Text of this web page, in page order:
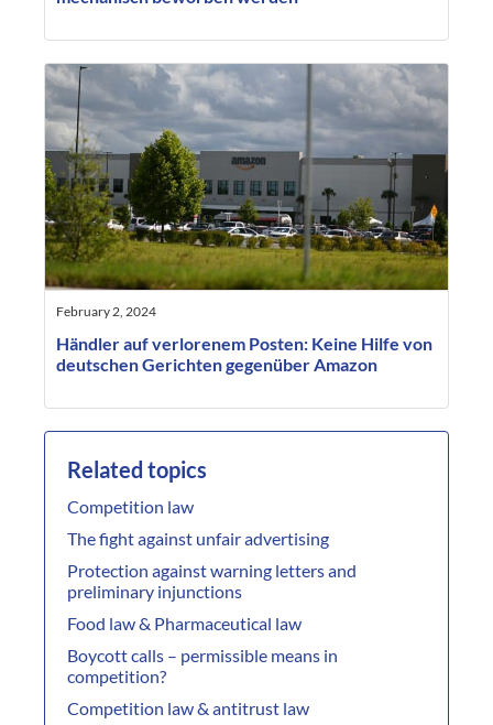
February 2, 2024
Händler auf verlorenem Posten: Keine Hilfe von
deutschen Gerichten gegenüber Amazon
Related topics
Competition law
The fight against unfair advertising
Protection against warning letters and
preliminary injunctions
Food law & Pharmaceutical law
Boycott calls – permissible means in
competition?
Competition law & antitrust law